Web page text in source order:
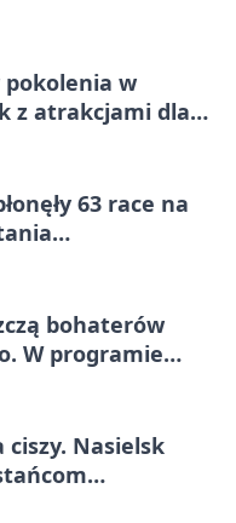
pokolenia w
z atrakcjami dla
63 race na
bohaterów
W programie
Nasielsk